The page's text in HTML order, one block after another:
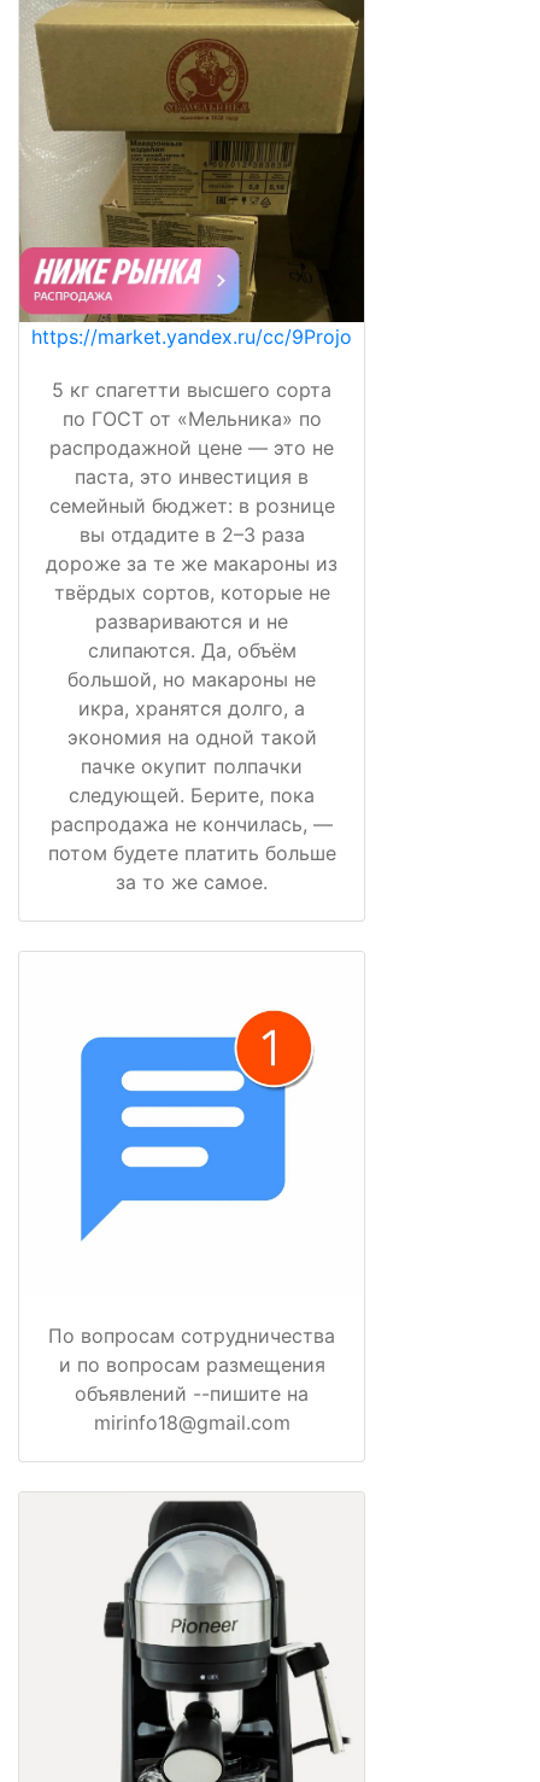
https://market.yandex.ru/cc/9Projo
5 кг спагетти высшего сорта
по ГОСТ от «Мельника» по
распродажной цене — это не
паста, это инвестиция в
семейный бюджет: в рознице
вы отдадите в 2–3 раза
дороже за те же макароны из
твёрдых сортов, которые не
развариваются и не
слипаются. Да, объём
большой, но макароны не
икра, хранятся долго, а
экономия на одной такой
пачке окупит полпачки
следующей. Берите, пока
распродажа не кончилась, —
потом будете платить больше
за то же самое.
По вопросам сотрудничества
и по вопросам размещения
объявлений --пишите на
mirinfo18@gmail.com